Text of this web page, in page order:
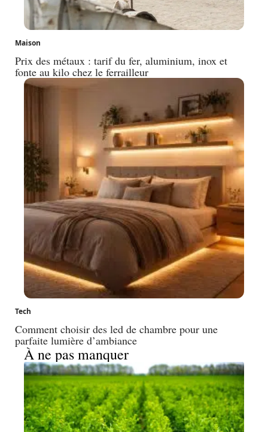
Maison
Prix des métaux : tarif du fer, aluminium, inox et
fonte au kilo chez le ferrailleur
Tech
Comment choisir des led de chambre pour une
parfaite lumière d’ambiance
À ne pas manquer